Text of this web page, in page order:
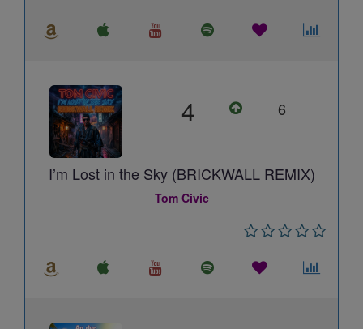
4 6
I’m Lost in the Sky (BRICKWALL REMIX)
Tom Civic